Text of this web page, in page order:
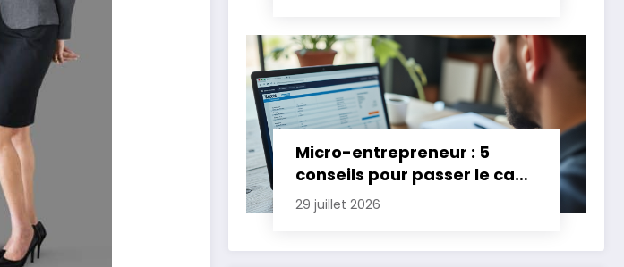
Micro-entrepreneur : 5
conseils pour passer le cap
des premières années
29 juillet 2026